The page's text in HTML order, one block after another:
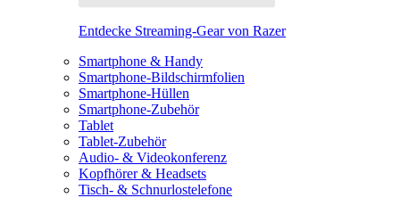
Entdecke Streaming-Gear von Razer
Smartphone & Handy
Smartphone-Bildschirmfolien
Smartphone-Hüllen
Smartphone-Zubehör
Tablet
Tablet-Zubehör
Audio- & Videokonferenz
Kopfhörer & Headsets
Tisch- & Schnurlostelefone